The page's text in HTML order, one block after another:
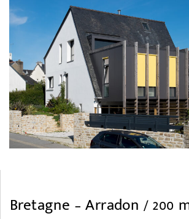
Bretagne – Arradon / 200